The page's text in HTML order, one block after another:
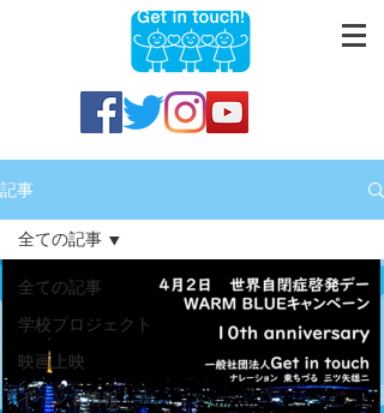
記事
全ての記事
学校プロジェクト
映画上映
イベント情報
全ての記事